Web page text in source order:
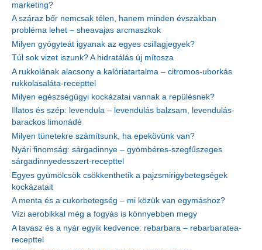
marketing?
A száraz bőr nemcsak télen, hanem minden évszakban
probléma lehet – sheavajas arcmaszkok
Milyen gyógyteát igyanak az egyes csillagjegyek?
Túl sok vizet iszunk? A hidratálás új mítosza
A rukkolának alacsony a kalóriatartalma – citromos-uborkás
rukkolasaláta-recepttel
Milyen egészségügyi kockázatai vannak a repülésnek?
Illatos és szép: levendula – levendulás balzsam, levendulás-
barackos limonádé
Milyen tünetekre számítsunk, ha epekövünk van?
Nyári finomság: sárgadinnye – gyömbéres-szegfűszeges
sárgadinnyedesszert-recepttel
Egyes gyümölcsök csökkenthetik a pajzsmirigybetegségek
kockázatait
A menta és a cukorbetegség – mi közük van egymáshoz?
Vízi aerobikkal még a fogyás is könnyebben megy
A tavasz és a nyár egyik kedvence: rebarbara – rebarbaratea-
recepttel